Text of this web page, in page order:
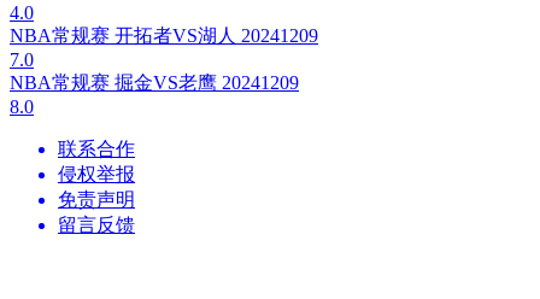
4.0
NBA常规赛 开拓者VS湖人 20241209
7.0
NBA常规赛 掘金VS老鹰 20241209
8.0
联系合作
侵权举报
免责声明
留言反馈